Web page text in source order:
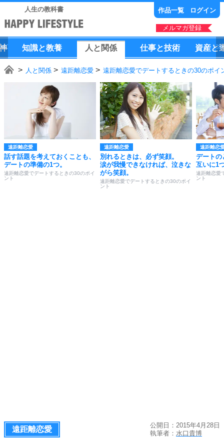
人生の教科書 作品一覧 ログイン
メルマガ登録
知識と教養 人 と 関係 仕事と技術 資産と
人と関係 遠距離恋愛 遠距離恋愛でデートするときの30のポイ
遠距離恋愛
話す話題を考えておくことも、
デートの準備の1つ。
遠距離恋愛でデートするときの30のポイ
ント
遠距離恋愛
別れるときは、必ず笑顔。
涙が我慢できなければ、泣きな
がら笑顔。
遠距離恋愛でデートするときの30のポイ
ント
遠距離恋
デートの
互いに1
遠距離恋愛
ント
遠距離恋愛
公開日：2015年4月28日
執筆者： 水口貴博